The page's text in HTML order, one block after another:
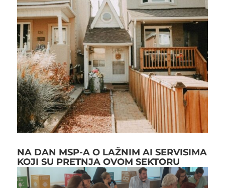
NA DAN MSP-A O LAŽNIM AI SERVISIMA
KOJI SU PRETNJA OVOM SEKTORU